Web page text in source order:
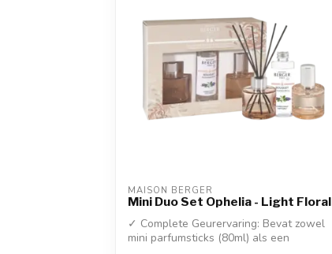
MAISON BERGER
Mini Duo Set Ophelia - Light Floral
✓ Complete Geurervaring: Bevat zowel
mini parfumsticks (80ml) als een